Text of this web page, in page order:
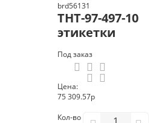
brd56131
THT-97-497-10
этикетки
Под заказ
Цена:
75 309.57р
Кол-во